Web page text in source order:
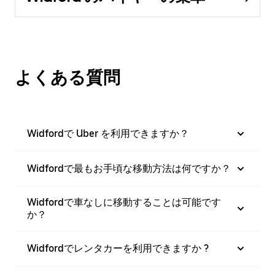
よくある質問
Widfordで Uber を利用できますか？
Widfordで最もお手頃な移動方法は何ですか？
Widfordで車なしに移動することは可能です
か？
Widfordでレンタカーを利用できますか ?